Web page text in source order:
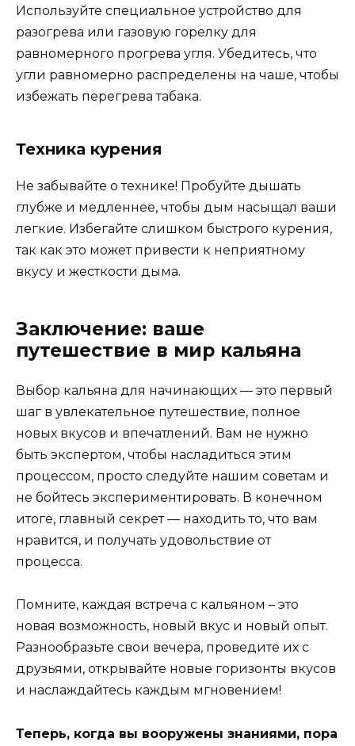
Используйте специальное устройство для
разогрева или газовую горелку для
равномерного прогрева угля. Убедитесь, что
угли равномерно распределены на чаше, чтобы
избежать перегрева табака.
Техника курения
Не забывайте о технике! Пробуйте дышать
глубже и медленнее, чтобы дым насыщал ваши
легкие. Избегайте слишком быстрого курения,
так как это может привести к неприятному
вкусу и жесткости дыма.
Заключение: ваше
путешествие в мир кальяна
Выбор кальяна для начинающих — это первый
шаг в увлекательное путешествие, полное
новых вкусов и впечатлений. Вам не нужно
быть экспертом, чтобы насладиться этим
процессом, просто следуйте нашим советам и
не бойтесь экспериментировать. В конечном
итоге, главный секрет — находить то, что вам
нравится, и получать удовольствие от
процесса.
Помните, каждая встреча с кальяном – это
новая возможность, новый вкус и новый опыт.
Разнообразьте свои вечера, проведите их с
друзьями, открывайте новые горизонты вкусов
и наслаждайтесь каждым мгновением!
Теперь, когда вы вооружены знаниями, пора